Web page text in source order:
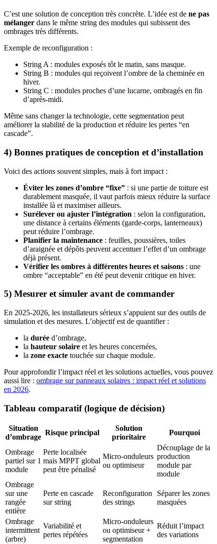
C’est une solution de conception très concrète. L’idée est de ne pas
mélanger dans le même string des modules qui subissent des
ombrages très différents.
Exemple de reconfiguration :
String A : modules exposés tôt le matin, sans masque.
String B : modules qui reçoivent l’ombre de la cheminée en
hiver.
String C : modules proches d’une lucarne, ombragés en fin
d’après-midi.
Même sans changer la technologie, cette segmentation peut
améliorer la stabilité de la production et réduire les pertes “en
cascade”.
4) Bonnes pratiques de conception et d’installation
Voici des actions souvent simples, mais à fort impact :
Éviter les zones d’ombre “fixe” : si une partie de toiture est
durablement masquée, il vaut parfois mieux réduire la surface
installée là et maximiser ailleurs.
Surélever ou ajuster l’intégration : selon la configuration,
une distance à certains éléments (garde-corps, lanterneaux)
peut réduire l’ombrage.
Planifier la maintenance : feuilles, poussières, toiles
d’araignée et dépôts peuvent accentuer l’effet d’un ombrage
déjà présent.
Vérifier les ombres à différentes heures et saisons : une
ombre “acceptable” en été peut devenir critique en hiver.
5) Mesurer et simuler avant de commander
En 2025-2026, les installateurs sérieux s’appuient sur des outils de
simulation et des mesures. L’objectif est de quantifier :
la durée d’ombrage,
la hauteur solaire et les heures concernées,
la zone exacte touchée sur chaque module.
Pour approfondir l’impact réel et les solutions actuelles, vous pouvez
aussi lire : ombrage sur panneaux solaires : impact réel et solutions
en 2026.
Tableau comparatif (logique de décision)
Situation
d’ombrage
Risque principal
Solution
prioritaire
Pourquoi
Ombrage
partiel sur 1
module
Perte localisée
mais MPPT global
peut être pénalisé
Micro-onduleurs
ou optimiseur
Découplage de la
production
module par
module
Ombrage
sur une
rangée
entière
Perte en cascade
sur string
Reconfiguration
des strings
Séparer les zones
masquées
Ombrage
intermittent
(arbre)
Variabilité et
pertes répétées
Micro-onduleurs
ou optimiseur +
segmentation
Réduit l’impact
des variations